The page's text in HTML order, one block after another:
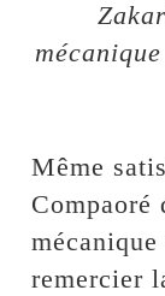
Même
Compaoré
remercier